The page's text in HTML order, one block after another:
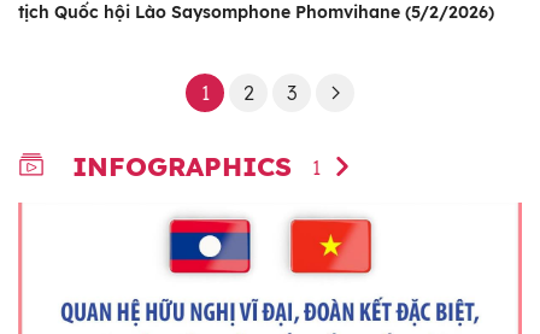
tịch Quốc hội Lào Saysomphone Phomvihane (5/2/2026)
1 2 3
INFOGRAPHICS 1